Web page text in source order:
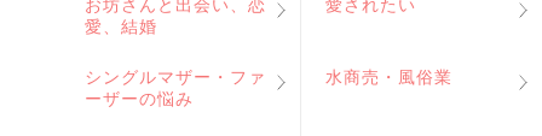
お坊さんと出会い、恋
愛、結婚
愛されたい
シングルマザー・ファ
ーザーの悩み
水商売・風俗業